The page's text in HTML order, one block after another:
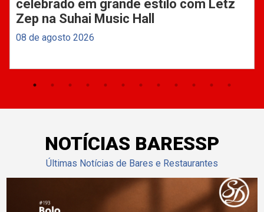
celebrado em grande estilo com Letz
Zep na Suhai Music Hall
08 de agosto 2026
NOTÍCIAS BARESSP
Últimas Notícias de Bares e Restaurantes